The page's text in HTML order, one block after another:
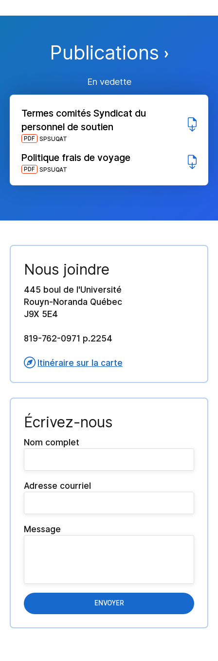
Publications
En vedette
Termes comités Syndicat du
personnel de soutien
PDF SPSUQAT
Politique frais de voyage
PDF SPSUQAT
Nous joindre
445 boul de l'Université
Rouyn-Noranda Québec
J9X 5E4
819-762-0971 p.2254
Itinéraire sur la carte
Écrivez-nous
Nom complet
Adresse courriel
Message
ENVOYER